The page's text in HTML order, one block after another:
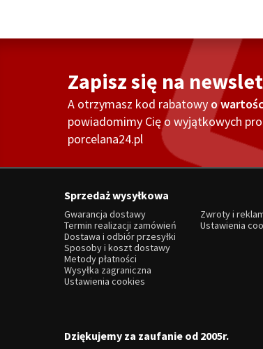
Zapisz się na
A otrzymasz kod rabatowy o
powiadomimy Cię o wyjątkowych
porcelana24.pl
Sprzedaż wysyłkowa
Gwarancja dostawy
Termin realizacji zamówień
Dostawa i odbiór przesyłki
Sposoby i koszt dostawy
Metody płatności
Wysyłka zagraniczna
Ustawienia cookies
Zwroty i
Ustawienia
Dziękujemy za zaufanie od 2005r.